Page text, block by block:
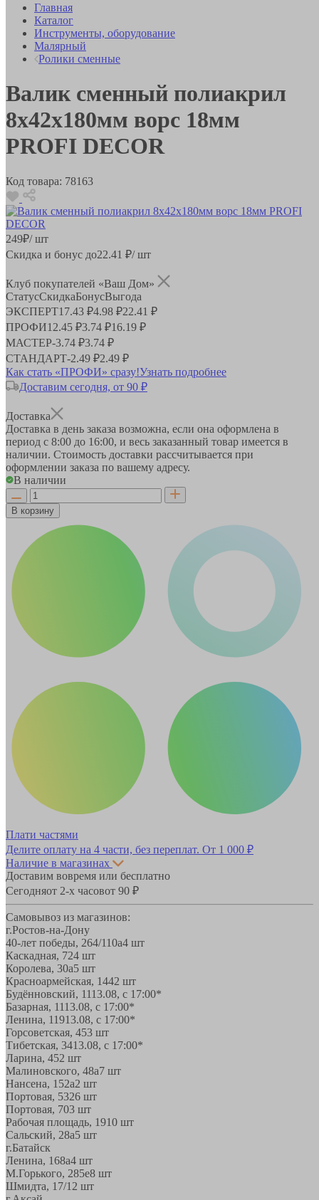
Главная
Каталог
Инструменты, оборудование
Малярный
Ролики сменные
Валик сменный полиакрил
8х42х180мм ворс 18мм
PROFI DECOR
Код товара: 78163
249₽/ шт
Скидка и бонус до22.41 ₽/ шт
Клуб покупателей «Ваш Дом»
СтатусСкидкаБонусВыгода
ЭКСПЕРТ17.43 ₽4.98 ₽22.41 ₽
ПРОФИ12.45 ₽3.74 ₽16.19 ₽
МАСТЕР-3.74 ₽3.74 ₽
СТАНДАРТ-2.49 ₽2.49 ₽
Как стать «ПРОФИ» сразу!Узнать подробнее
Доставим сегодня, от 90 ₽
Доставка
Доставка в день заказа возможна, если она оформлена в
период с 8:00 до 16:00, и весь заказанный товар имеется в
наличии. Стоимость доставки рассчитывается при
оформлении заказа по вашему адресу.
В наличии
В корзину
Плати частями
Делите оплату на 4 части, без переплат. От 1 000 ₽
Наличие в магазинах
Доставим вовремя или бесплатно
Сегодняот 2-х часовот 90 ₽
Самовывоз из магазинов:
г.Ростов-на-Дону
40-лет победы, 264/110а4 шт
Каскадная, 724 шт
Королева, 30а5 шт
Красноармейская, 1442 шт
Будённовский, 1113.08, с 17:00*
Базарная, 1113.08, с 17:00*
Ленина, 11913.08, с 17:00*
Горсоветская, 453 шт
Тибетская, 3413.08, с 17:00*
Ларина, 452 шт
Малиновского, 48а7 шт
Нансена, 152а2 шт
Портовая, 5326 шт
Портовая, 703 шт
Рабочая площадь, 1910 шт
Сальский, 28a5 шт
г.Батайск
Ленина, 168а4 шт
М.Горького, 285е8 шт
Шмидта, 17/1 2 шт